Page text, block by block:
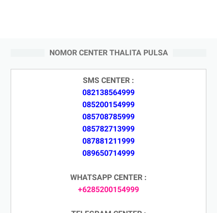
NOMOR CENTER THALITA PULSA
SMS CENTER :
082138564999
085200154999
085708785999
085782713999
087881211999
089650714999
WHATSAPP CENTER :
+6285200154999